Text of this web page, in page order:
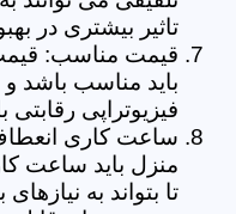
تاثیر بیشتری در
قیمت مناسب:
باید مناسب باشد
فیزیوتراپی رقابتی
ساعت کاری انعطاف
منزل باید ساعت
تا بتواند به